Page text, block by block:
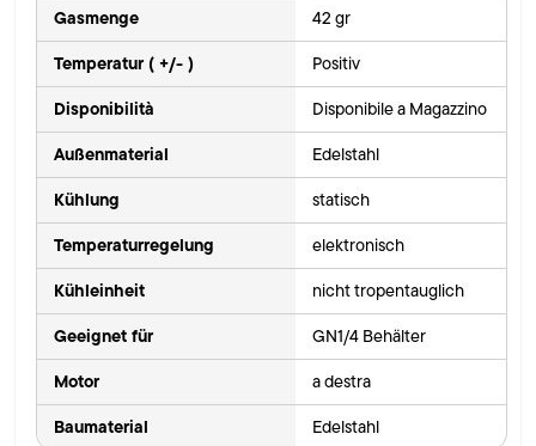
Gasmenge 42 gr
Temperatur ( +/- ) Positiv
Disponibilità Disponibile a Magazzino
Außenmaterial Edelstahl
Kühlung statisch
Temperaturregelung elektronisch
Kühleinheit nicht tropentauglich
Geeignet für GN1/4 Behälter
Motor a destra
Baumaterial Edelstahl